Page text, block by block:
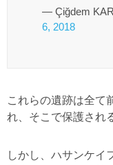
— Çiğdem
6, 2018
これらの遺跡は全て
れ、そこで保護され
しかし、ハサンケイ